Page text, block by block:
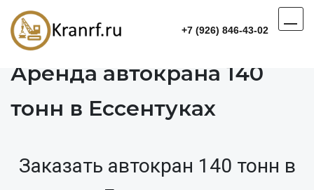
+7 (926) 846-43-02
Аренда автокрана 140
тонн в Ессентуках
Заказать автокран 140 тонн в